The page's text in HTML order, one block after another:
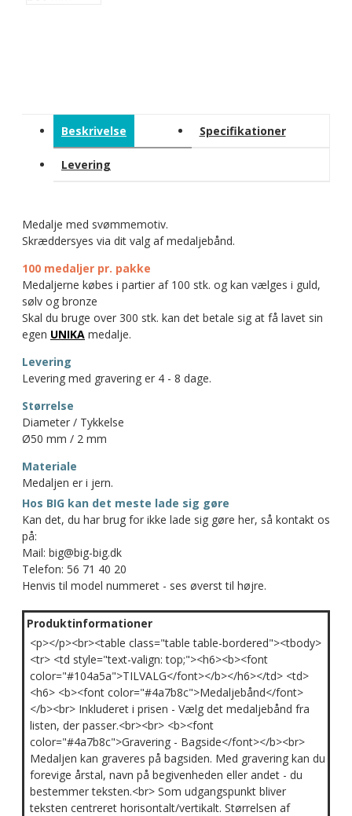
Beskrivelse Specifikationer
Levering
Medalje med svømmemotiv.
Skræddersyes via dit valg af medaljebånd.
100 medaljer pr. pakke
Medaljerne købes i partier af 100 stk. og kan vælges i guld,
sølv og bronze
Skal du bruge over 300 stk. kan det betale sig at få lavet sin
egen UNIKA medalje.
Levering
Levering med gravering er 4 - 8 dage.
Størrelse
Diameter / Tykkelse
Ø50 mm / 2 mm
Materiale
Medaljen er i jern.
Hos BIG kan det meste lade sig gøre
Kan det, du har brug for ikke lade sig gøre her, så kontakt os
på:
Mail: big@big-big.dk
Telefon: 56 71 40 20
Henvis til model nummeret - ses øverst til højre.
Produktinformationer
<p></p><br><table class="table table-bordered"><tbody>
<tr> <td style="text-valign: top;"><h6><b><font
color="#104a5a">TILVALG</font></b></h6></td> <td>
<h6> <b><font color="#4a7b8c">Medaljebånd</font>
</b><br> Inkluderet i prisen - Vælg det medaljebånd fra
listen, der passer.<br><br> <b><font
color="#4a7b8c">Gravering - Bagside</font></b><br>
Medaljen kan graveres på bagsiden. Med gravering kan du
forevige årstal, navn på begivenheden eller andet - du
bestemmer teksten.<br> Som udgangspunkt bliver
teksten centreret horisontalt/vertikalt. Størrelsen af